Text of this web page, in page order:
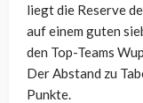
liegt die Reserve
auf einem guten
den Top-Teams
Der Abstand zu
Punkte.